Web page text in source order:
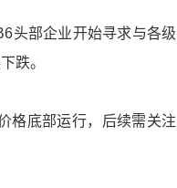
头部企业开始寻求与各级
跌。
格底部运行，后续需关注